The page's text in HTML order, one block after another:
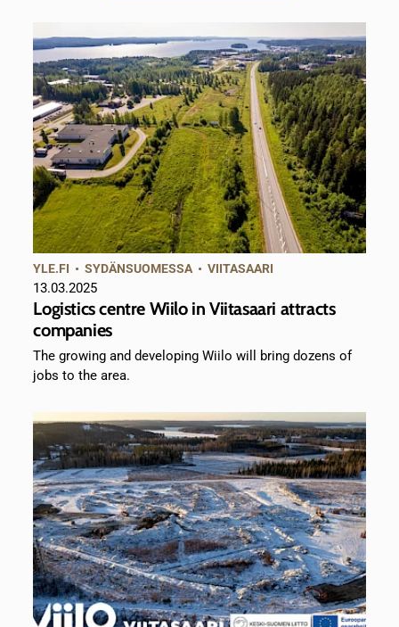
YLE.FI •SYDÄNSUOMESSA •VIITASAARI
13.03.2025
Logistics centre Wiilo in Viitasaari attracts
companies
The growing and developing Wiilo will bring dozens of
jobs to the area.